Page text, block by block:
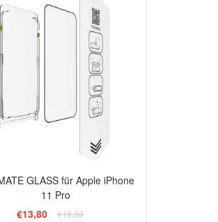
GLASS für Apple iPhone
11 Pro
€13,80
€19,80